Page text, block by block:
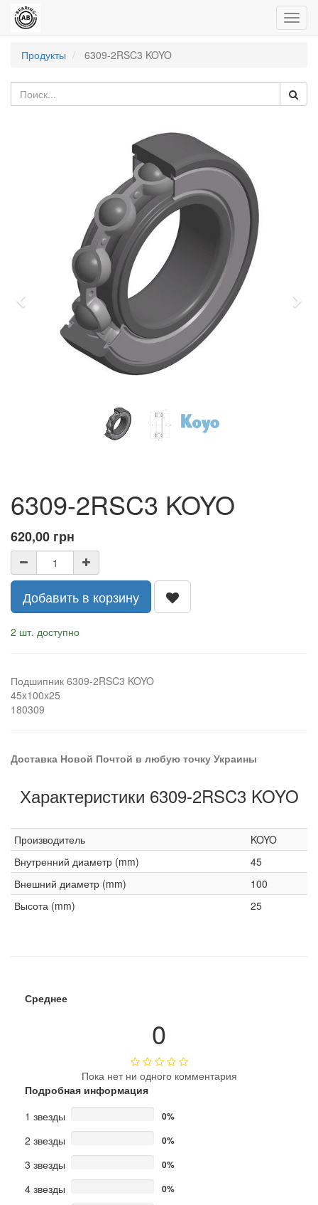
Продукты
6309-2RSC3 KOYO
Previous
6309-2RSC3 KOYO
620,00 грн
Добавить в корзину
2 шт. доступно
Подшипник 6309-2RSC3 KOYO
45x100x25
180309
Доставка Новой Почтой в любую точку Украины
Характеристики 6309-2RSC3 KOYO
Производитель
KOYO
Внутренний диаметр (mm)
45
Внешний диаметр (mm)
100
Высота (mm)
25
Среднее
0
Пока нет ни одного комментария
Подробная информация
1 звезды
0%
2 звезды 0%
3 звезды 0%
4 звезды 0%